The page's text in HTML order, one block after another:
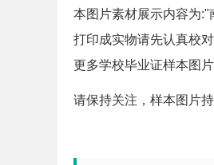
本图片素材展示内容为
打印成实物请先认真校
更多学校毕业证样本图
请保持关注，样本图片持